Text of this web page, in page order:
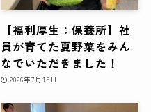
【福利厚生：保養所】社
員が育てた夏野菜をみん
なでいただきました！
2026年7月15日